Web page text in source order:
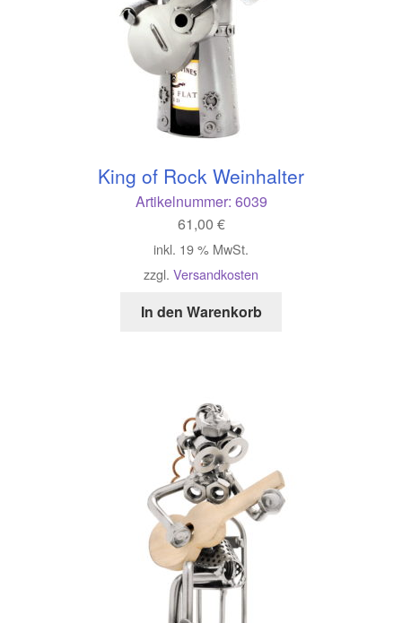
King of Rock Weinhalter
Artikelnummer: 6039
61,00 €
inkl. 19 % MwSt.
zzgl. Versandkosten
In den Warenkorb